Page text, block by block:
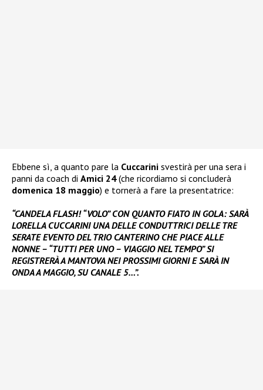
Ebbene sì, a quanto pare la Cuccarini svestirà per una sera i
panni da coach di Amici 24(che ricordiamo si concluderà
domenica 18 maggio) e tornerà a fare la presentatrice:
“CANDELA FLASH! “VOLO” CON QUANTO FIATO IN GOLA: SARÀ
LORELLA CUCCARINI UNA DELLE CONDUTTRICI DELLE TRE
SERATE EVENTO DEL TRIO CANTERINO CHE PIACE ALLE
NONNE – “TUTTI PER UNO – VIAGGIO NEL TEMPO” SI
REGISTRERÀ A MANTOVA NEI PROSSIMI GIORNI E SARÀ IN
ONDA A MAGGIO, SU CANALE 5…”.